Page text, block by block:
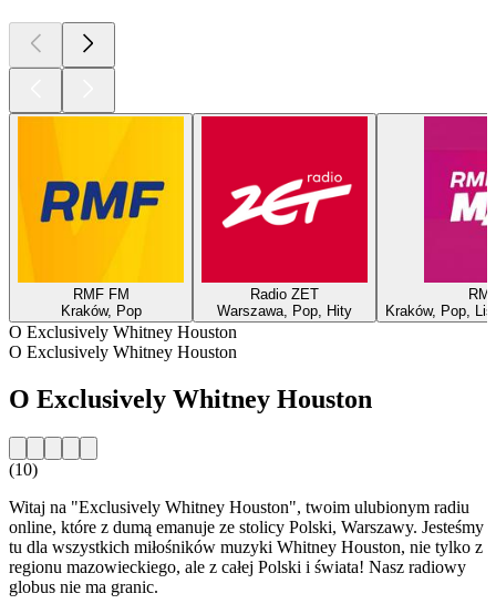
RMF FM
Kraków, Pop
Radio ZET
Warszawa, Pop, Hity
Kraków, Pop,
O Exclusively Whitney Houston
O Exclusively Whitney Houston
O Exclusively Whitney Houston
(10)
Witaj na "Exclusively Whitney Houston", twoim ulubionym radiu
online, które z dumą emanuje ze stolicy Polski, Warszawy. Jesteśmy
tu dla wszystkich miłośników muzyki Whitney Houston, nie tylko z
regionu mazowieckiego, ale z całej Polski i świata! Nasz radiowy
globus nie ma granic.